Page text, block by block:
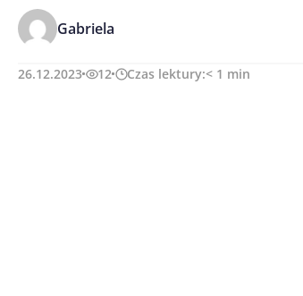
Gabriela
26.12.2023 12 Czas lektury:< 1 min